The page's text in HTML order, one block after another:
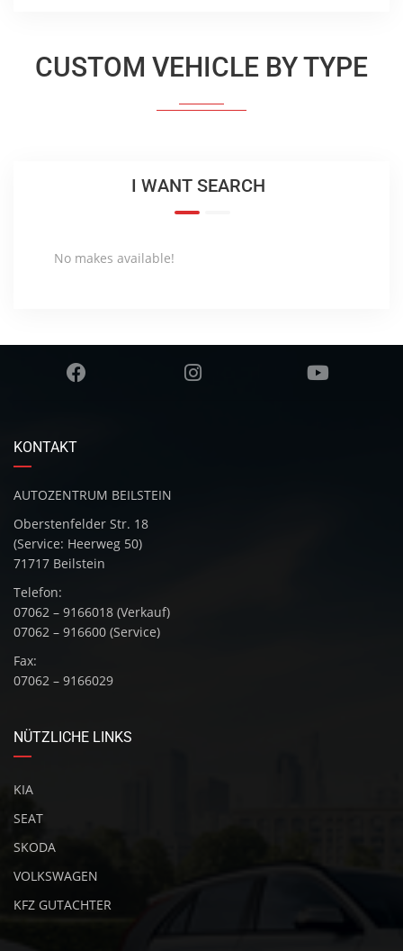
CUSTOM VEHICLE BY TYPE
I WANT SEARCH
No makes available!
KONTAKT
AUTOZENTRUM BEILSTEIN
Oberstenfelder Str. 18
(Service: Heerweg 50)
71717 Beilstein
Telefon:
07062 – 9166018 (Verkauf)
07062 – 916600 (Service)
Fax:
07062 – 9166029
NÜTZLICHE LINKS
KIA
SEAT
SKODA
VOLKSWAGEN
KFZ GUTACHTER